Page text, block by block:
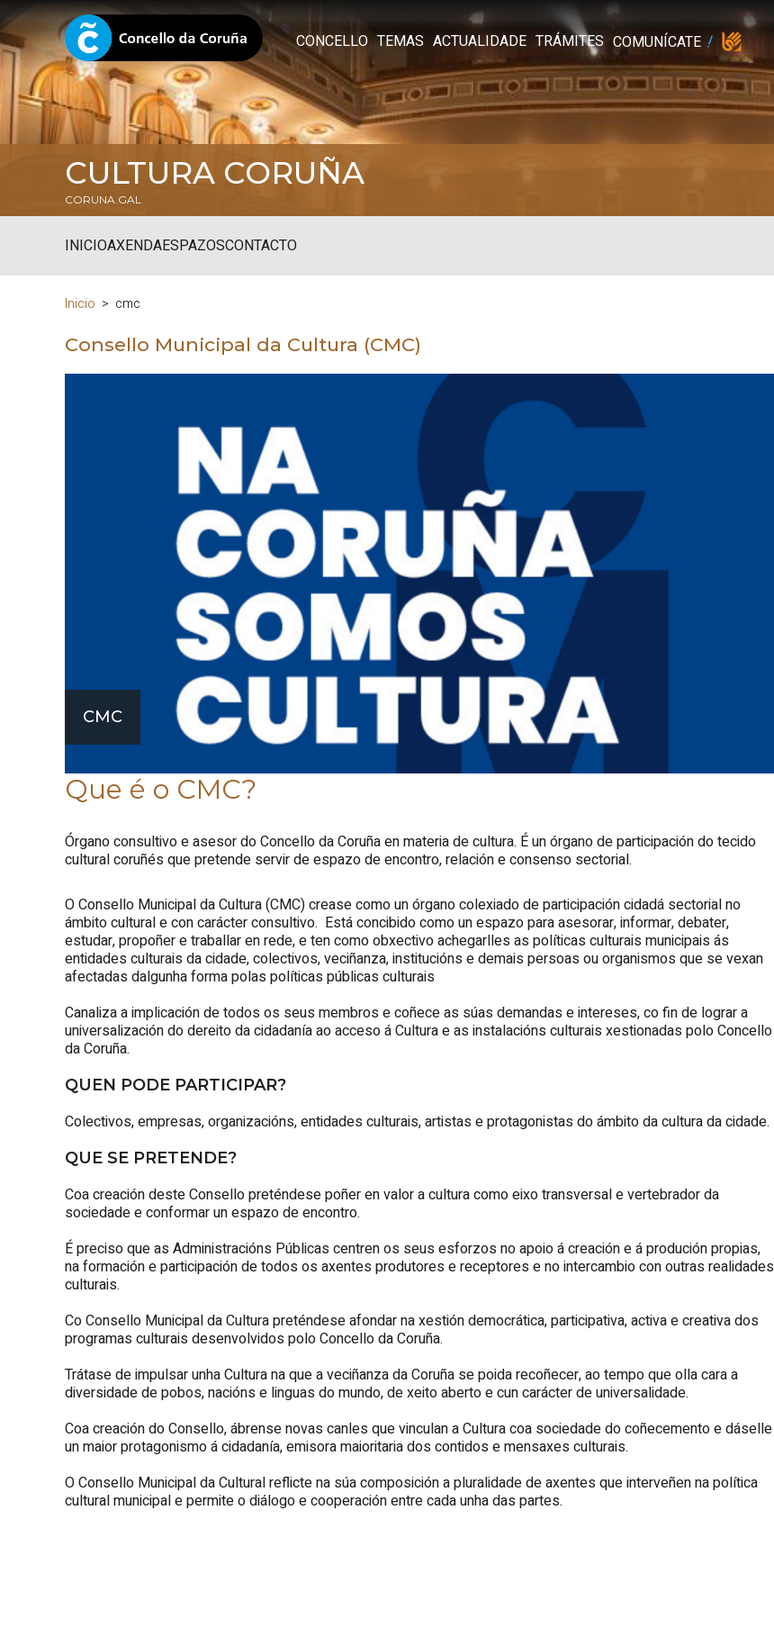
CONCELLO TEMAS ACTUALIDADE TRÁMITES COMUNÍCATE
CULTURA CORUÑA
CORUNA.GAL
INICIOAXENDAESPAZOSCONTACTO
Inicio cmc
Consello Municipal da Cultura (CMC)
CMC
Que é o CMC?
Órgano consultivo e asesor do Concello da Coruña en materia de cultura. É un órgano de participación do tecido
cultural coruñés que pretende servir de espazo de encontro, relación e consenso sectorial.
O Consello Municipal da Cultura (CMC) crease como un órgano colexiado de participación cidadá sectorial no
ámbito cultural e con carácter consultivo. Está concibido como un espazo para asesorar, informar, debater,
estudar, propoñer e traballar en rede, e ten como obxectivo achegarlles as políticas culturais municipais ás
entidades culturais da cidade, colectivos, veciñanza, institucións e demais persoas ou organismos que se vexan
afectadas dalgunha forma polas políticas públicas culturais
Canaliza a implicación de todos os seus membros e coñece as súas demandas e intereses, co fin de lograr a
universalización do dereito da cidadanía ao acceso á Cultura e as instalacións culturais xestionadas polo Concello
da Coruña.
QUEN PODE PARTICIPAR?
Colectivos, empresas, organizacións, entidades culturais, artistas e protagonistas do ámbito da cultura da cidade.
QUE SE PRETENDE?
Coa creación deste Consello preténdese poñer en valor a cultura como eixo transversal e vertebrador da
sociedade e conformar un espazo de encontro.
É preciso que as Administracións Públicas centren os seus esforzos no apoio á creación e á produción propias,
na formación e participación de todos os axentes produtores e receptores e no intercambio con outras realidades
culturais.
Co Consello Municipal da Cultura preténdese afondar na xestión democrática, participativa, activa e creativa dos
programas culturais desenvolvidos polo Concello da Coruña.
Trátase de impulsar unha Cultura na que a veciñanza da Coruña se poida recoñecer, ao tempo que olla cara a
diversidade de pobos, nacións e linguas do mundo, de xeito aberto e cun carácter de universalidade.
Coa creación do Consello, ábrense novas canles que vinculan a Cultura coa sociedade do coñecemento e dáselle
un maior protagonismo á cidadanía, emisora maioritaria dos contidos e mensaxes culturais.
O Consello Municipal da Cultural reflicte na súa composición a pluralidade de axentes que interveñen na política
cultural municipal e permite o diálogo e cooperación entre cada unha das partes.